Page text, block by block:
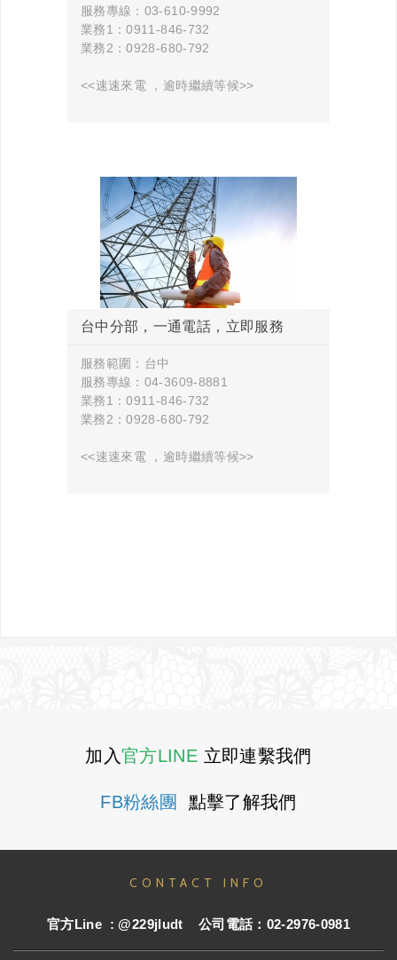
服務專線：03-610-9992
業務1：0911-846-732
業務2：0928-680-792
<<速速來電 ，逾時繼續等候>>
台中分部，一通電話，立即服務
服務範圍：台中
服務專線：04-3609-8881
業務1：0911-846-732
業務2：0928-680-792
<<速速來電 ，逾時繼續等候>>
加入官方LINE 立即連繫我們
FB粉絲團 點擊了解我們
CONTACT INFO
官方Line : @229jludt 公司電話：02-2976-0981